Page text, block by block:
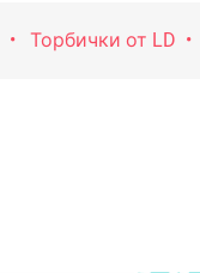
Торбички от LD